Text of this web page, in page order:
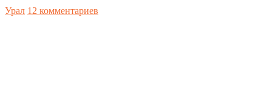
Урал 12 комментариев